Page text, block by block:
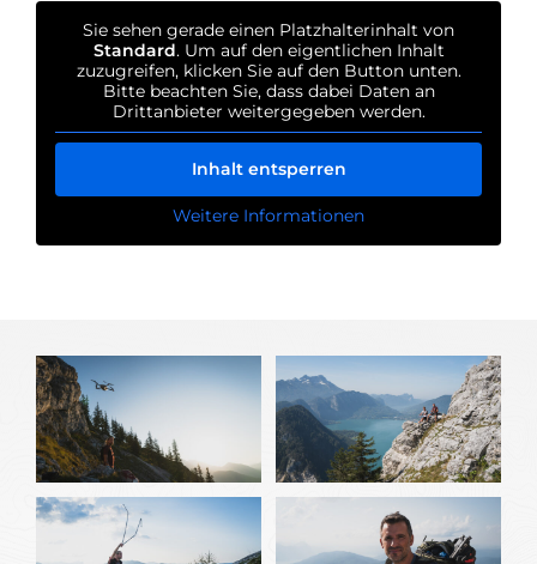
Sie sehen gerade einen Platzhalterinhalt von
Standard. Um auf den eigentlichen Inhalt
zuzugreifen, klicken Sie auf den Button unten.
Bitte beachten Sie, dass dabei Daten an
Drittanbieter weitergegeben werden.
Inhalt entsperren
Weitere Informationen